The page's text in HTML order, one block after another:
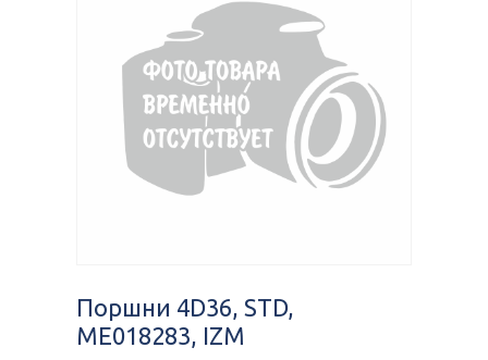
Поршни 4D36, STD,
ME018283, IZM